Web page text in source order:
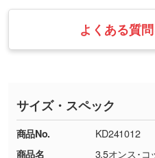
・1色印刷でグラデーシ
い
す。→詳しく見る
・コーポレートカラー
また、お選びいただい
ない場合や仕上がりに
タッフから別の色をご
・お届け時に商品が損
・ご注文と異なる商品
・印刷不良があった場合
※詳しくは「商品の良品
ください。
業日以内に担当スタッ
いたします。
お急ぎの場合はお電話
TEL：0422-29-9911 営
18:00(土日祝日除く)
よくある質
サイズ・スペック
商品No.
KD241012
商品名
3.5オンス･コ